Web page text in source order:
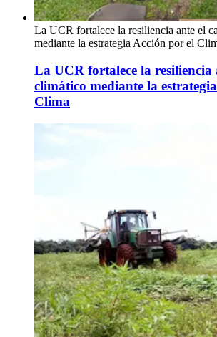
La UCR fortalece la resiliencia ante el
mediante la estrategia Acción por el
La UCR fortalece la resiliencia
climático mediante la
Clima